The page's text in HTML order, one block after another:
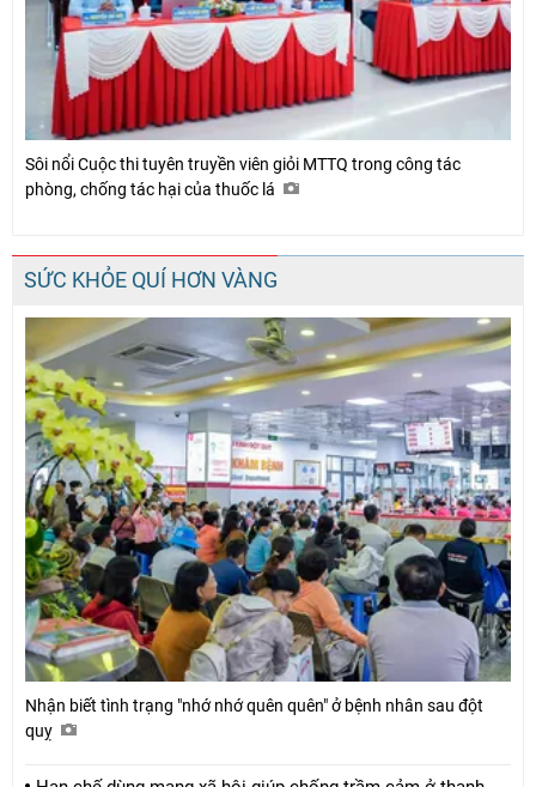
Sôi nổi Cuộc thi tuyên truyền viên giỏi MTTQ trong công tác
phòng, chống tác hại của thuốc lá
SỨC KHỎE QUÍ HƠN VÀNG
Nhận biết tình trạng "nhớ nhớ quên quên" ở bệnh nhân sau đột
quỵ